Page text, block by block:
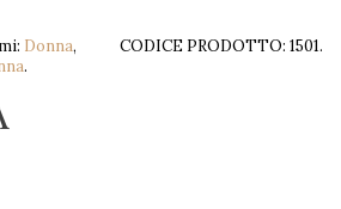
CODICE PRODOTTO: 1501.
Donna,
.